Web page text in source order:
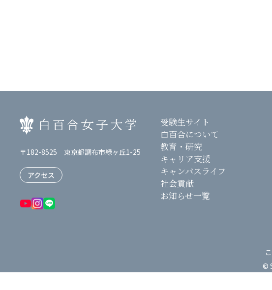
〒182-8525 東京都調布市緑ヶ丘1-25
アクセス
受験生サイト
白百合について
教育・研究
キャリア支援
キャンパスライフ
社会貢献
お知らせ一覧
©